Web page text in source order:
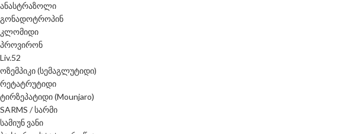
ანასტრაზოლი
გონადოტროპინ
კლომიდი
პროვირონ
Liv.52
ოზემპიკი (სემაგლუტიდი)
რეტატრუტიდი
ტირზეპატიდი (Mounjaro)
SARMS / სარმი
სამიუნ ვანი